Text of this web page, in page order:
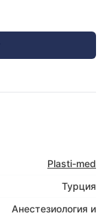
Plasti-med
Турция
Анестезиология и